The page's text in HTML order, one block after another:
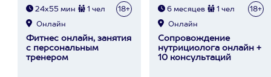
24х55 мин 1 чел 18+
Онлайн
Фитнес онлайн, занятия
с персональным
тренером
6 месяцев 1 чел 18+
Онлайн
Сопровождение
нутрициолога онлайн +
10 консультаций